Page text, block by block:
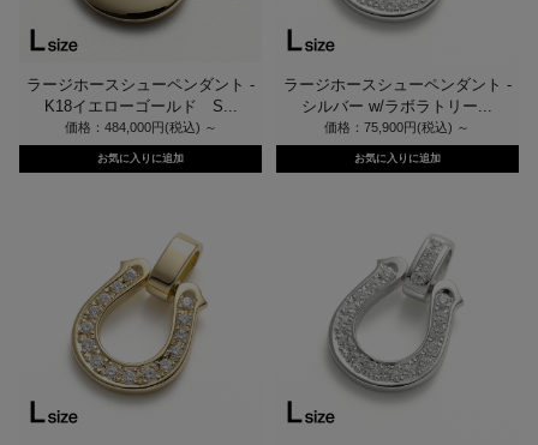
ラージホースシューペンダント -
K18イエローゴールド S...
価格：484,000円(税込) ～
ラージホースシューペンダント -
シルバー w/ラボラトリー...
価格：75,900円(税込) ～